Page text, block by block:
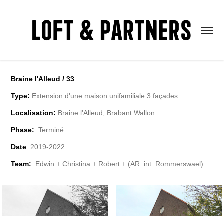
Braine l'Alleud / 33
Type: Extension d'une maison unifamiliale 3 façades.
Localisation: Braine l'Alleud, Brabant Wallon
Phase: Terminé
Date: 2019-2022
Team: Edwin + Christina + Robert + (AR. int. Rommerswael)